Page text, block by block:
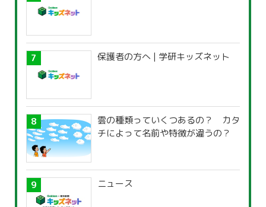
保護者の方へ | 学研キッズネット
雲の種類っていくつあるの？ カタ
チによって名前や特徴が違うの？
ニュース